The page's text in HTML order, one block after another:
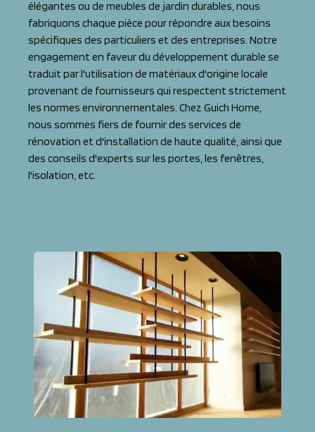
élégantes ou de meubles de jardin durables, nous
fabriquons chaque pièce pour répondre aux besoins
spécifiques des particuliers et des entreprises. Notre
engagement en faveur du développement durable se
traduit par l'utilisation de matériaux d'origine locale
provenant de fournisseurs qui respectent strictement
les normes environnementales. Chez Guich Home,
nous sommes fiers de fournir des services de
rénovation et d'installation de haute qualité, ainsi que
des conseils d'experts sur les portes, les fenêtres,
l'isolation, etc.